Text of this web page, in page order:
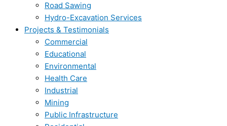
Road Sawing
Hydro-Excavation Services
Projects & Testimonials
Commercial
Educational
Environmental
Health Care
Industrial
Mining
Public Infrastructure